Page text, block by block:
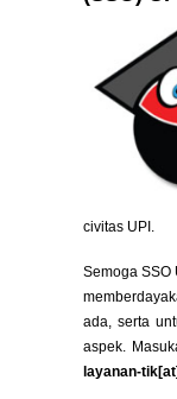
civitas UPI.
Semoga SSO
ada, serta
aspek.
layanan-